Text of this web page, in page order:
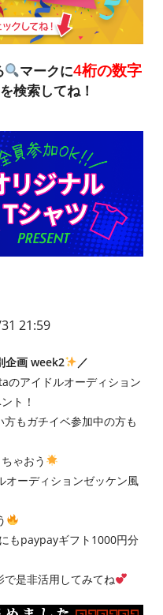
マークに4桁の数字
検索してね！
21:59
企画 week2
／
のアイドルオーディション
ト！
もガチイベ参加中の方も
ゃおう
オーディションゼッケン風
もpaypayギフト1000円分
是非活用してみてね